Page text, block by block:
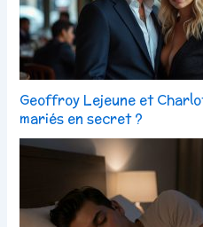
Geoffroy Lejeune et
mariés en secret ?